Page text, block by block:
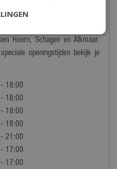
Hoorn, Schagen en Alkmaar.
openingstijden bekijk je
18:00
18:00
18:00
18:00
21:00
17:00
17:00